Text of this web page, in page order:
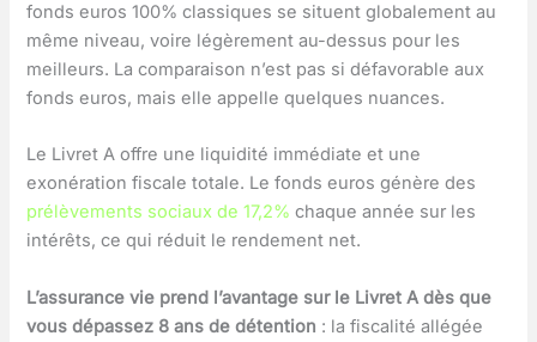
fonds euros 100% classiques se situent globalement au
même niveau, voire légèrement au-dessus pour les
meilleurs. La comparaison n’est pas si défavorable aux
fonds euros, mais elle appelle quelques nuances.
Le Livret A offre une liquidité immédiate et une
exonération fiscale totale. Le fonds euros génère des
prélèvements sociaux de 17,2% chaque année sur les
intérêts, ce qui réduit le rendement net.
L’assurance vie prend l’avantage sur le Livret A dès que
vous dépassez 8 ans de détention : la fiscalité allégée